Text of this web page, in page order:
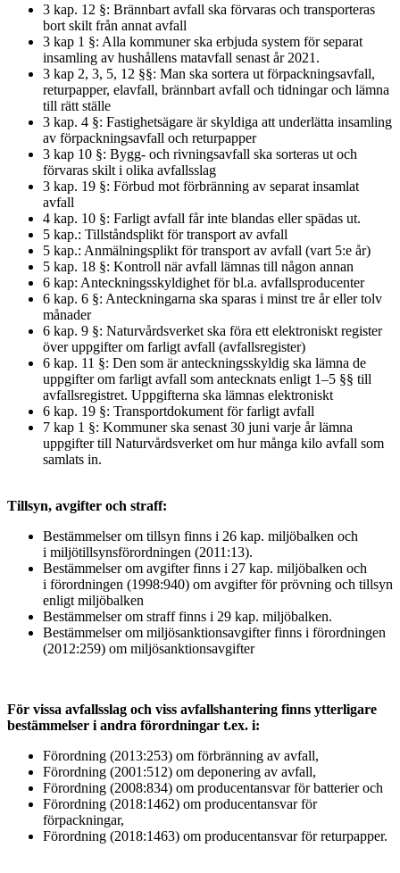
3 kap. 12 §: Brännbart avfall ska förvaras och transporteras
bort skilt från annat avfall
3 kap 1 §: Alla kommuner ska erbjuda system för separat
insamling av hushållens matavfall senast år 2021.
3 kap 2, 3, 5, 12 §§: Man ska sortera ut förpackningsavfall,
returpapper, elavfall, brännbart avfall och tidningar och lämna
till rätt ställe
3 kap. 4 §: Fastighetsägare är skyldiga att underlätta insamling
av förpackningsavfall och returpapper
3 kap 10 §: Bygg- och rivningsavfall ska sorteras ut och
förvaras skilt i olika avfallsslag
3 kap. 19 §: Förbud mot förbränning av separat insamlat
avfall
4 kap. 10 §: Farligt avfall får inte blandas eller spädas ut.
5 kap.: Tillståndsplikt för transport av avfall
5 kap.: Anmälningsplikt för transport av avfall (vart 5:e år)
5 kap. 18 §: Kontroll när avfall lämnas till någon annan
6 kap: Anteckningsskyldighet för bl.a. avfallsproducenter
6 kap. 6 §: Anteckningarna ska sparas i minst tre år eller tolv
månader
6 kap. 9 §: Naturvårdsverket ska föra ett elektroniskt register
över uppgifter om farligt avfall (avfallsregister)
6 kap. 11 §: Den som är anteckningsskyldig ska lämna de
uppgifter om farligt avfall som antecknats enligt 1–5 §§ till
avfallsregistret. Uppgifterna ska lämnas elektroniskt
6 kap. 19 §: Transportdokument för farligt avfall
7 kap 1 §: Kommuner ska senast 30 juni varje år lämna
uppgifter till Naturvårdsverket om hur många kilo avfall som
samlats in.
Tillsyn, avgifter och straff:
Bestämmelser om tillsyn finns i 26 kap. miljöbalken och
i miljötillsynsförordningen (2011:13).
Bestämmelser om avgifter finns i 27 kap. miljöbalken och
i förordningen (1998:940) om avgifter för prövning och tillsyn
enligt miljöbalken
Bestämmelser om straff finns i 29 kap. miljöbalken.
Bestämmelser om miljösanktionsavgifter finns i förordningen
(2012:259) om miljösanktionsavgifter
För vissa avfallsslag och viss avfallshantering finns ytterligare
bestämmelser i andra förordningar t.ex. i:
Förordning (2013:253) om förbränning av avfall,
Förordning (2001:512) om deponering av avfall,
Förordning (2008:834) om producentansvar för batterier och
Förordning (2018:1462) om producentansvar för
förpackningar,
Förordning (2018:1463) om producentansvar för returpapper.